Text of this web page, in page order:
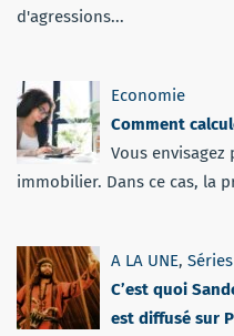
d'agressions...
Economie
Comment
Vous envisagez
immobilier. Dans ce cas, la
A LA UNE,
C’est quoi
est diffusé sur